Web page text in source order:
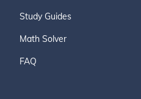
Study Guides
Math Solver
FAQ